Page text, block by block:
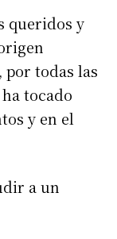
queridos y
por todas las
tocado
y en el
a un